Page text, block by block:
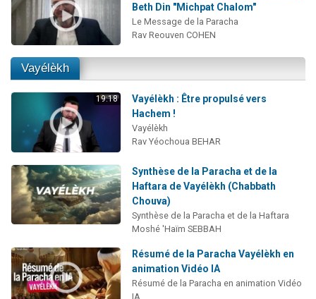
Beth Din "Michpat Chalom"
Le Message de la Paracha
Rav Reouven COHEN
Vayélèkh
19:18
Vayélèkh : Être propulsé vers
Hachem !
Vayélèkh
Rav Yéochoua BEHAR
Synthèse de la Paracha et de la
Haftara de Vayélèkh (Chabbath
Chouva)
Synthèse de la Paracha et de la Haftara
Moshé 'Haïm SEBBAH
Résumé de la Paracha Vayélèkh en
animation Vidéo IA
Résumé de la Paracha en animation Vidéo
IA